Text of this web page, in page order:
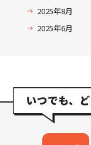
2025年8月
2025年6月